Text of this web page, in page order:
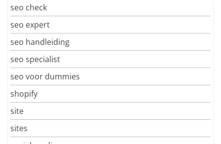
seo check
seo expert
seo handleiding
seo specialist
seo voor dummies
shopify
site
sites